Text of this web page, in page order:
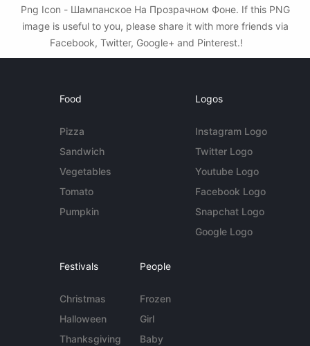
Png Icon - Шампанское На Прозрачном Фоне. If this PNG
image is useful to you, please share it with more friends via
Facebook, Twitter, Google+ and Pinterest.!
Food
Pizza
Sandwich
Vegetables
Tomato
Pumpkin
Logos
Instagram Logo
Twitter Logo
Youtube Logo
Facebook Logo
Snapchat Logo
Google Logo
Festivals
Christmas
Halloween
Thanksgiving
People
Frozen
Girl
Baby